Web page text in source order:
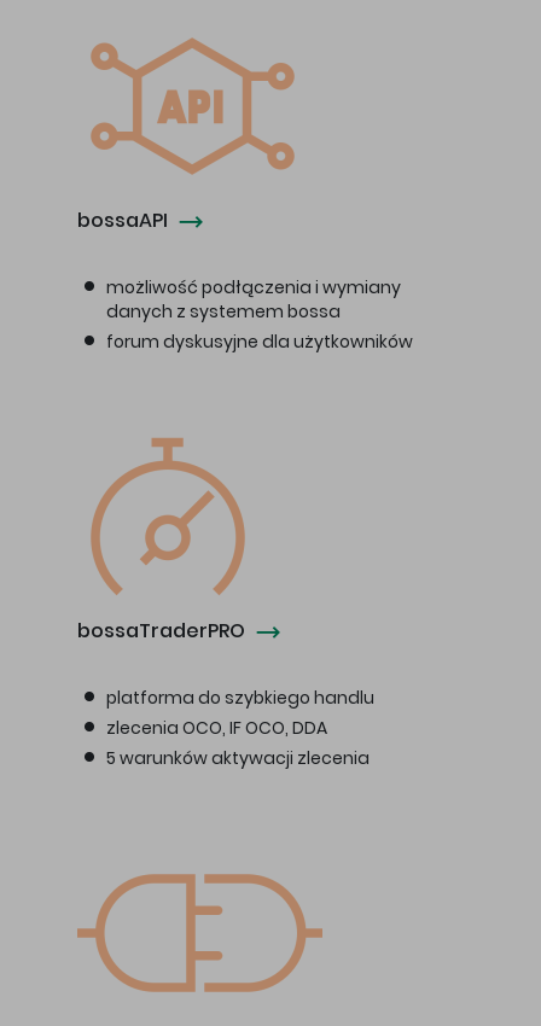
bossaAPI
możliwość podłączenia i wymiany
danych z systemem bossa
forum dyskusyjne dla użytkowników
bossaTraderPRO
platforma do szybkiego handlu
zlecenia OCO, IF OCO, DDA
5 warunków aktywacji zlecenia